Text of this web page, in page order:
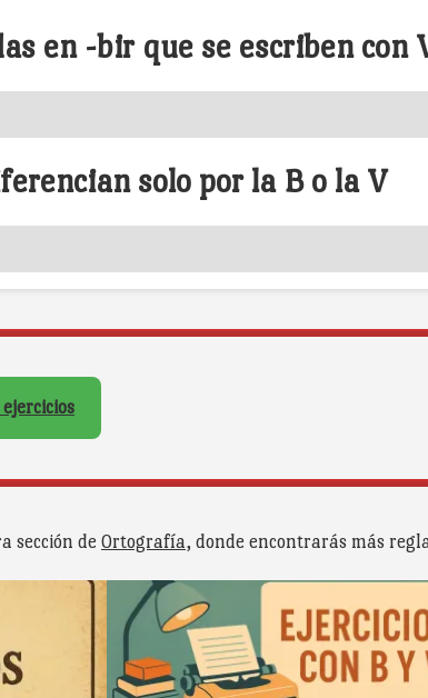
en -bir que se escriben con
solo por la B o la V
sección de Ortografía, donde encontrarás más